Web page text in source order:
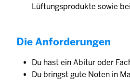
Lüftungsprodukte sowie
Die Anforderungen
Du hast ein Abitur oder
Du bringst gute Noten in